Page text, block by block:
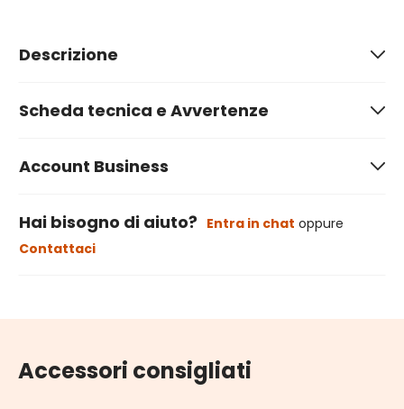
Descrizione
Scheda tecnica e Avvertenze
Account Business
Hai bisogno di aiuto? Entra in chat oppure
Contattaci
Accessori consigliati